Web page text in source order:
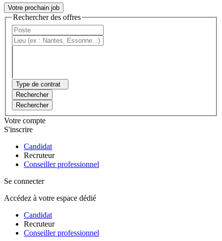
Votre prochain job
Rechercher des offres
Type de contrat
Rechercher
Rechercher
Votre compte
S'inscrire
Candidat
Recruteur
Conseiller professionnel
Se connecter
Accédez à votre espace dédié
Candidat
Recruteur
Conseiller professionnel